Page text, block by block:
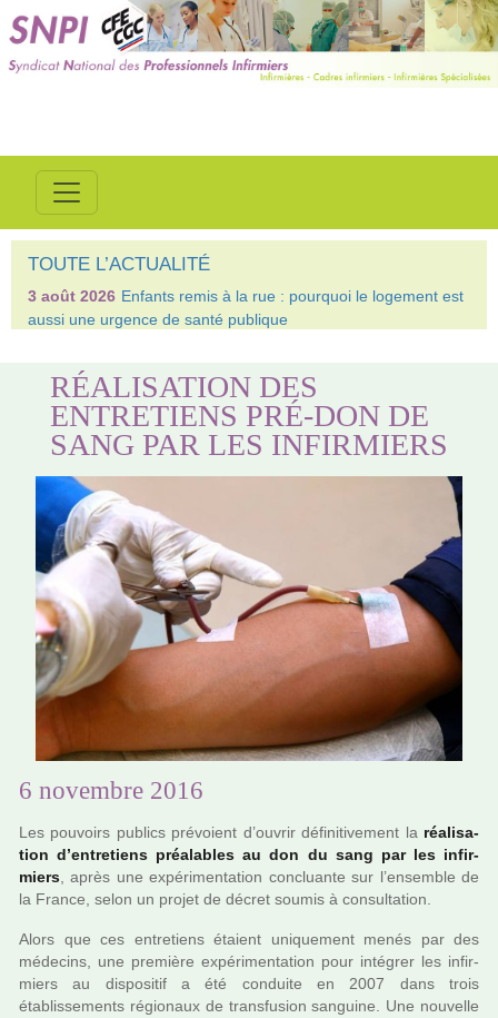
TOUTE L’ACTUALITÉ
3 août 2026 Enfants remis à la rue : pourquoi le logement est
aussi une urgence de santé publique
RÉALISATION DES
ENTRETIENS PRÉ-DON DE
SANG PAR LES INFIRMIERS
6 novembre 2016
Les pou­voirs publics pré­voient d’ouvrir défi­ni­ti­ve­ment la réa­li­sa­
tion d’entre­tiens préa­la­bles au don du sang par les infir­
miers , après une expé­ri­men­ta­tion concluante sur l’ensem­ble de
la France, selon un projet de décret soumis à consul­ta­tion.
Alors que ces entre­tiens étaient uni­que­ment menés par des
méde­cins, une pre­mière expé­ri­men­ta­tion pour inté­grer les infir­
miers au dis­po­si­tif a été conduite en 2007 dans trois
établissements régio­naux de trans­fu­sion san­guine. Une nou­velle